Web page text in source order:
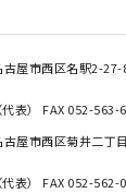
屋市西区名駅2-
表） FAX 052-563-
屋市西区菊井二丁
表） FAX 052-562-